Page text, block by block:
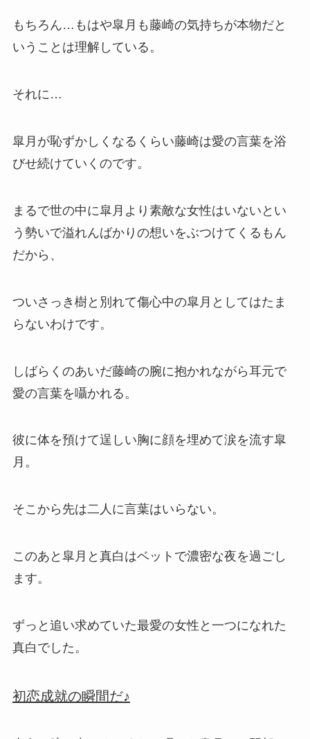
もちろん…もはや皐月も藤崎の気持ちが本物だと
いうことは理解している。
それに…
皐月が恥ずかしくなるくらい藤崎は愛の言葉を浴
びせ続けていくのです。
まるで世の中に皐月より素敵な女性はいないとい
う勢いで溢れんばかりの想いをぶつけてくるもん
だから、
ついさっき樹と別れて傷心中の皐月としてはたま
らないわけです。
しばらくのあいだ藤崎の腕に抱かれながら耳元で
愛の言葉を囁かれる。
彼に体を預けて逞しい胸に顔を埋めて涙を流す皐
月。
そこから先は二人に言葉はいらない。
このあと皐月と真白はベットで濃密な夜を過ごし
ます。
ずっと追い求めていた最愛の女性と一つになれた
真白でした。
初恋成就の瞬間だ♪